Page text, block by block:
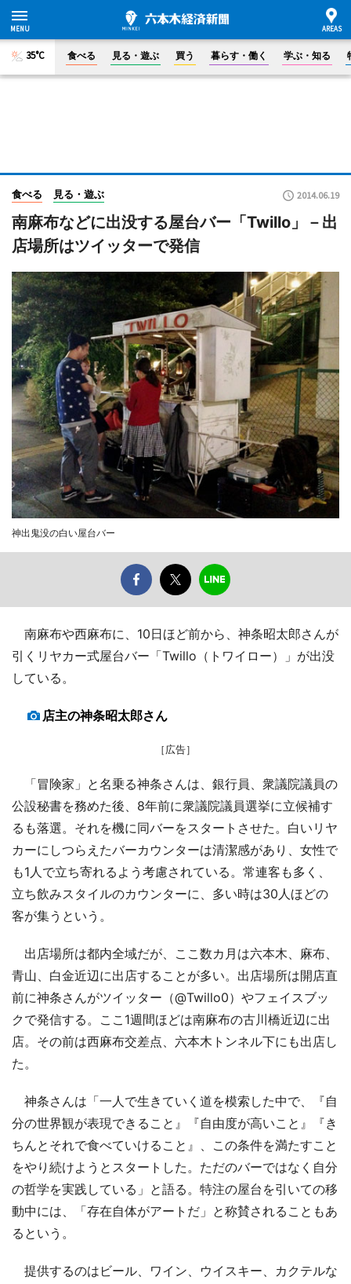
35°C 食べる 見る・遊ぶ 買う 暮らす・働く 学ぶ・知る
食べる 見る・遊ぶ 2014.06.19
南麻布などに出没する屋台バー「Twillo」－出
店場所はツイッターで発信
神出鬼没の白い屋台バー
南麻布や西麻布に、10日ほど前から、神条昭太郎さんが
引くリヤカー式屋台バー「Twillo（トワイロー）」が出没
している。
店主の神条昭太郎さん
［広告］
「冒険家」と名乗る神条さんは、銀行員、衆議院議員の
公設秘書を務めた後、8年前に衆議院議員選挙に立候補す
るも落選。それを機に同バーをスタートさせた。白いリヤ
カーにしつらえたバーカウンターは清潔感があり、女性で
も1人で立ち寄れるよう考慮されている。常連客も多く、
立ち飲みスタイルのカウンターに、多い時は30人ほどの
客が集うという。
出店場所は都内全域だが、ここ数カ月は六本木、麻布、
青山、白金近辺に出店することが多い。出店場所は開店直
前に神条さんがツイッター（@Twillo0）やフェイスブッ
クで発信する。ここ1週間ほどは南麻布の古川橋近辺に出
店。その前は西麻布交差点、六本木トンネル下にも出店し
た。
神条さんは「一人で生きていく道を模索した中で、『自
分の世界観が表現できること』『自由度が高いこと』『き
ちんとそれで食べていけること』、この条件を満たすこと
をやり続けようとスタートした。ただのバーではなく自分
の哲学を実践している」と語る。特注の屋台を引いての移
動中には、「存在自体がアートだ」と称賛されることもあ
るという。
提供するのはビール、ワイン、ウイスキー、カクテルな